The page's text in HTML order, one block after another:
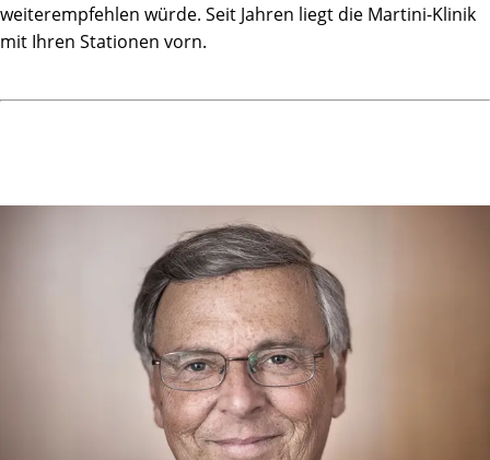
weiterempfehlen würde. Seit Jahren liegt die Martini-Klinik
mit Ihren Stationen vorn.